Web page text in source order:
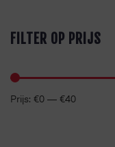
FILTER OP PRIJS
Prijs: €0 — €40